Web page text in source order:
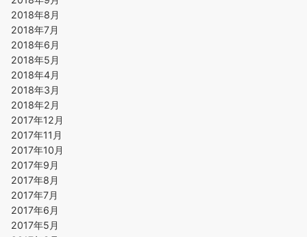
2018年8月
2018年7月
2018年6月
2018年5月
2018年4月
2018年3月
2018年2月
2017年12月
2017年11月
2017年10月
2017年9月
2017年8月
2017年7月
2017年6月
2017年5月